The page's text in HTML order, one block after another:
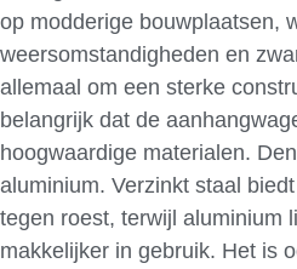
op modderige bouwplaatsen,
weersomstandigheden en
allemaal om een sterke
belangrijk dat de
hoogwaardige materialen.
aluminium. Verzinkt staal
tegen roest, terwijl aluminium
makkelijker in gebruik. Het is